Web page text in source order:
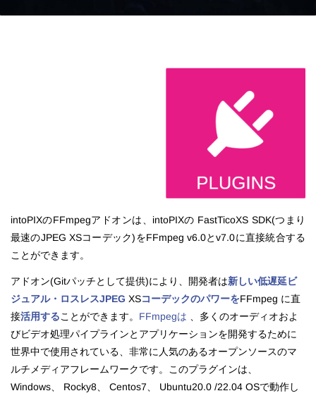
intoPIXのFFmpegアドオンは、intoPIXの FastTicoXS SDK(つまり
最速のJPEG XSコーデック)をFFmpeg v6.0とv7.0に直接統合する
ことができます。
アドオン(Gitパッチとして提供)により、開発者は新しい低遅延ビ
ジュアル・ロスレスJPEG XSコーデックのパワーをFFmpeg に直
接活用することができます。 FFmpegは
、多くのオーディオおよ
びビデオ処理パイプラインとアプリケーションを開発するために
世界中で使用されている、非常に人気のあるオープンソースのマ
ルチメディアフレームワークです。このプラグインは、
Windows、 Rocky8、 Centos7、 Ubuntu20.0 /22.04 OSで動作し